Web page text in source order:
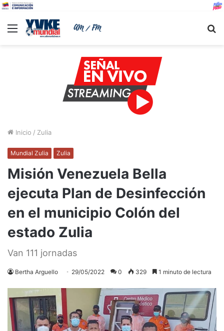
Menu
Inicio / Zulia
Mundial Zulia Zulia
Misión Venezuela Bella
ejecuta Plan de Desinfección
en el municipio Colón del
estado Zulia
Van 111 jornadas
Bertha Arguello 29/05/2022 0 329 1 minuto de lectura